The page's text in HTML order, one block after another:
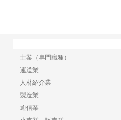
士業（専門職種）
運送業
人材紹介業
製造業
通信業